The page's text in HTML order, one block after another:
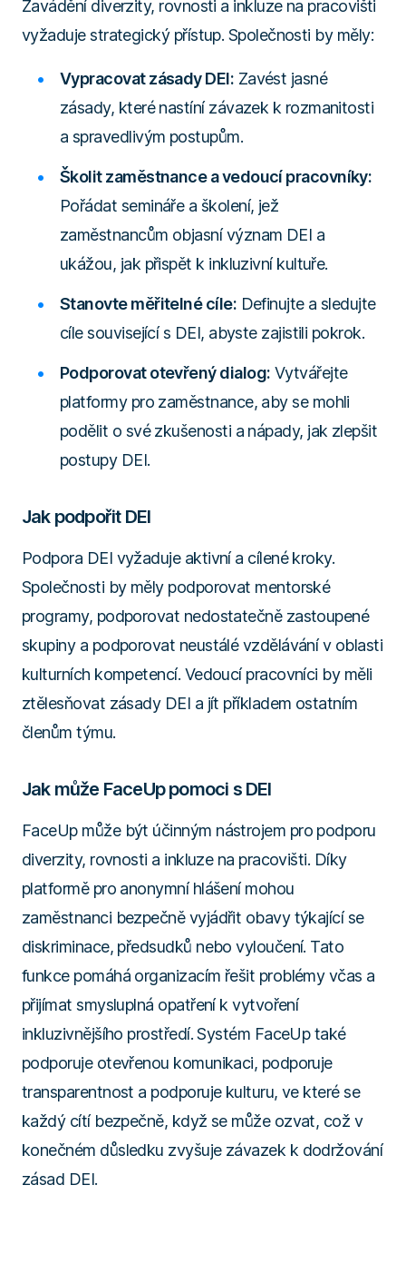
Zavádění diverzity, rovnosti a inkluze na pracovišti
vyžaduje strategický přístup. Společnosti by měly:
Vypracovat zásady DEI: Zavést jasné
zásady, které nastíní závazek k rozmanitosti
a spravedlivým postupům.
Školit zaměstnance a vedoucí pracovníky:
Pořádat semináře a školení, jež
zaměstnancům objasní význam DEI a
ukážou, jak přispět k inkluzivní kultuře.
Stanovte měřitelné cíle: Definujte a sledujte
cíle související s DEI, abyste zajistili pokrok.
Podporovat otevřený dialog: Vytvářejte
platformy pro zaměstnance, aby se mohli
podělit o své zkušenosti a nápady, jak zlepšit
postupy DEI.
Jak podpořit DEI
Podpora DEI vyžaduje aktivní a cílené kroky.
Společnosti by měly podporovat mentorské
programy, podporovat nedostatečně zastoupené
skupiny a podporovat neustálé vzdělávání v oblasti
kulturních kompetencí. Vedoucí pracovníci by měli
ztělesňovat zásady DEI a jít příkladem ostatním
členům týmu.
Jak může FaceUp pomoci s DEI
FaceUp může být účinným nástrojem pro podporu
diverzity, rovnosti a inkluze na pracovišti. Díky
platformě pro anonymní hlášení mohou
zaměstnanci bezpečně vyjádřit obavy týkající se
diskriminace, předsudků nebo vyloučení. Tato
funkce pomáhá organizacím řešit problémy včas a
přijímat smysluplná opatření k vytvoření
inkluzivnějšího prostředí. Systém FaceUp také
podporuje otevřenou komunikaci, podporuje
transparentnost a podporuje kulturu, ve které se
každý cítí bezpečně, když se může ozvat, což v
konečném důsledku zvyšuje závazek k dodržování
zásad DEI.